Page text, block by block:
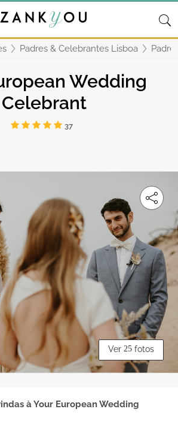
Padres & Celebrantes Lisboa
Wedding
Celebrant
37
Ver 25 fotos
à Your European Wedding